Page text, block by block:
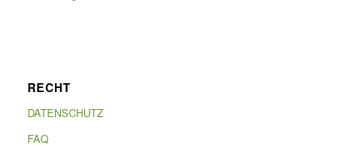
RECHT
DATENSCHUTZ
FAQ